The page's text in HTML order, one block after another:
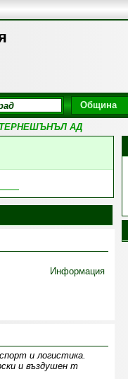
Община
АД
Информация
и логистика.
и въздушен т